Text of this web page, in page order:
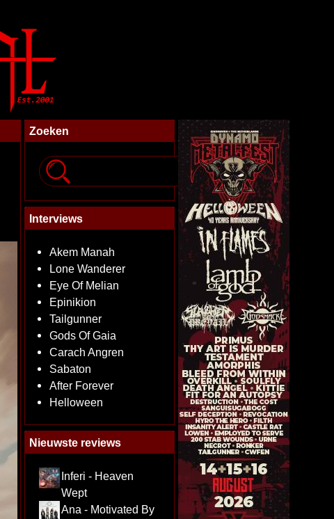
Zoeken
Interviews
Akem Manah
Lone Wanderer
Eye Of Melian
Epinikion
Tailgunner
Gods Of Gaia
Carach Angren
Sabaton
After Forever
Helloween
Nieuwste reviews
Inferi - Heaven
Wept
Ana - Motivated By